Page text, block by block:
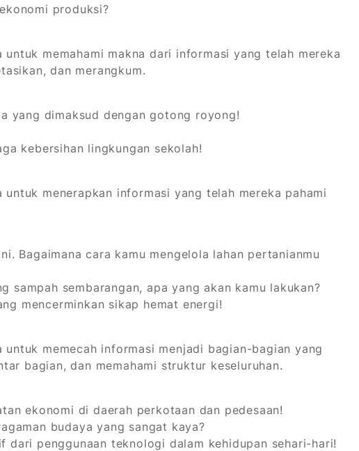
produksi?
memahami makna dari informasi yang telah mereka
dan merangkum.
yang dimaksud dengan gotong royong!
kebersihan lingkungan sekolah!
menerapkan informasi yang telah mereka pahami
Bagaimana cara kamu mengelola lahan pertanianmu
sampah sembarangan, apa yang akan kamu lakukan?
mencerminkan sikap hemat energi!
memecah informasi menjadi bagian-bagian yang
bagian, dan memahami struktur keseluruhan.
ekonomi di daerah perkotaan dan pedesaan!
budaya yang sangat kaya?
penggunaan teknologi dalam kehidupan sehari-hari!